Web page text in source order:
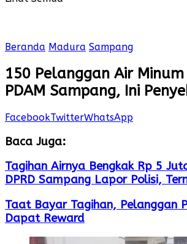
Beranda Madura Sampang
150 Pelanggan Air
PDAM Sampang, Ini
FacebookTwitterWhatsApp
Baca Juga:
Tagihan Airnya Bengkak Rp 5
DPRD Sampang Lapor Polisi,
Taat Bayar Tagihan, Pelanggan
Dapat Reward